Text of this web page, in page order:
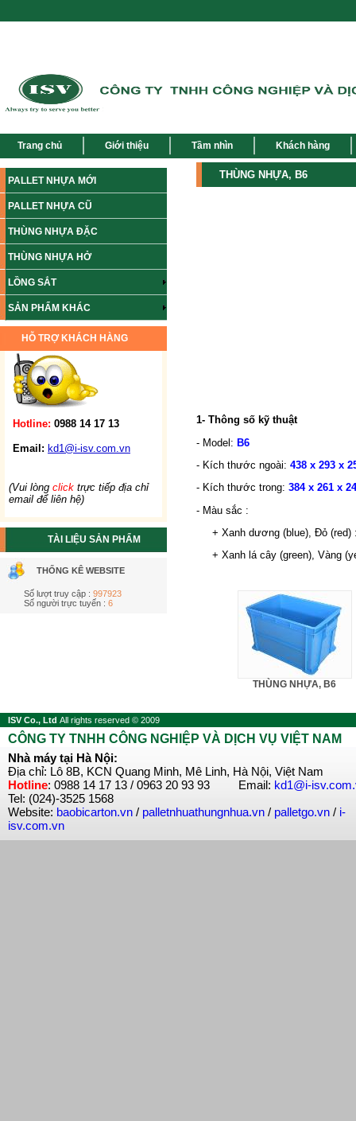
Trang chủ Giới thiệu Tầm nhìn Khách hàng
PALLET NHỰA MỚI
PALLET NHỰA CŨ
THÙNG NHỰA ĐẶC
THÙNG NHỰA HỞ
LỒNG SẮT
SẢN PHẨM KHÁC
HỖ TRỢ KHÁCH HÀNG
Hotline: 0988 14 17 13
Email: kd1@i-isv.com.vn
(Vui lòng click trực tiếp địa chỉ
email để liên hệ)
TÀI LIỆU SẢN PHẨM
THỐNG KÊ WEBSITE
Số lượt truy cập : 997923
Số người trực tuyến : 6
THÙNG NHỰA, B6
1- Thông số kỹ thuật
- Model: B6
- Kích thước ngoài: 438 x 293 x
- Kích thước trong: 384 x 261 x
- Màu sắc :
+ Xanh dương (blue), Đỏ (red)
+ Xanh lá cây (green), Vàng
THÙNG NHỰA, B6
ISV Co., Ltd All rights reserved © 2009
CÔNG TY TNHH CÔNG NGHIỆP VÀ DỊCH VỤ VIỆT NAM
Nhà máy tại Hà Nội:
Địa chỉ: Lô 8B, KCN Quang Minh, Mê Linh, Hà Nội, Việt Nam
Hotline: 0988 14 17 13 / 0963 20 93 93 Email: kd1@i-
Tel: (024)-3525 1568
Website: baobicarton.vn / palletnhuathungnhua.vn / palletgo.vn / i-
isv.com.vn